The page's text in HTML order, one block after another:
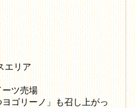
エリア
ーツ売場
ゴリーノ」も召し上がっ